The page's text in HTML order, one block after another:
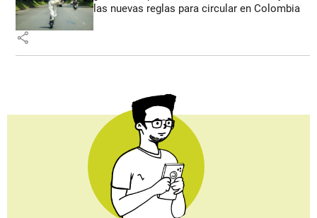
las nuevas reglas para circular en Colombia
share